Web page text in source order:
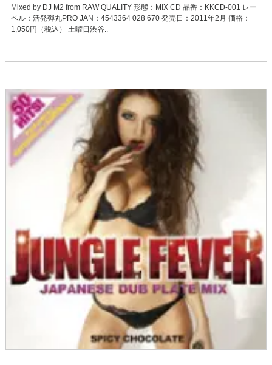
Mixed by DJ M2 from RAW QUALITY 形態：MIX CD 品番：KKCD-001 レー
ベル：活発弾丸PRO JAN：4543364 028 670 発売日：2011年2月 価格：
1,050円（税込） 土曜日渋谷..